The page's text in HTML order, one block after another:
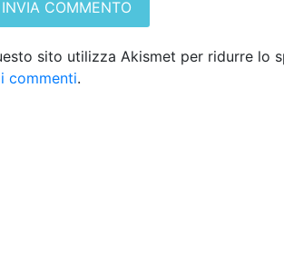
sito utilizza Akismet per ridurre lo
commenti.